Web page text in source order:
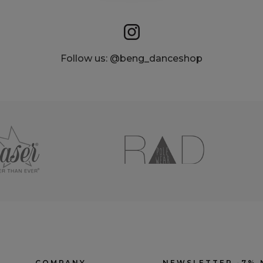
Follow us: @beng_danceshop